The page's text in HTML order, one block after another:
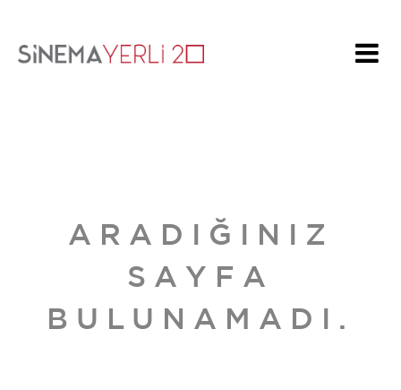
ARADIĞINIZ
SAYFA
BULUNAMADI.